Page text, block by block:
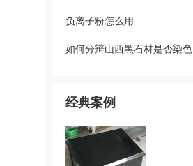
负离子粉怎么用
如何分辩山西黑石材是否染色
经典案例